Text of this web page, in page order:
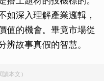
如深入理解產業邏輯，
值的機會。畢竟市場從
辨故事真假的智慧。
本文）